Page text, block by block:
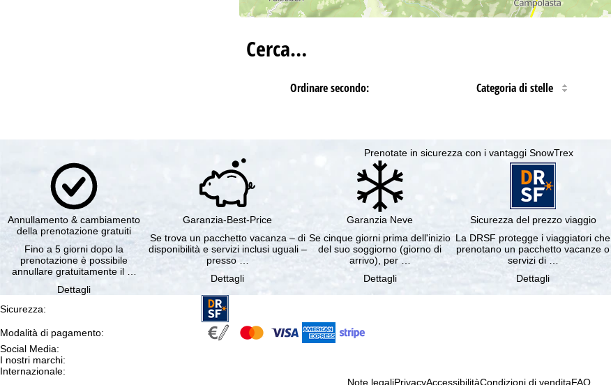
Cerca…
Ordinare secondo: Categoria di stelle
Prenotate in sicurezza con i vantaggi SnowTrex
Annullamento & cambiamento
della prenotazione gratuiti
Fino a 5 giorni dopo la
prenotazione è possibile
annullare gratuitamente il …
Dettagli
Garanzia-Best-Price
Se trova un pacchetto vacanza – di
disponibilità e servizi inclusi uguali –
presso …
Dettagli
Garanzia Neve
Se cinque giorni prima dell'inizio
del suo soggiorno (giorno di
arrivo), per …
Dettagli
Sicurezza del prezzo viaggio
La DRSF protegge i viaggiatori che
prenotano un pacchetto vacanze o
servizi di …
Dettagli
Sicurezza:
Modalità di pagamento:
Social Media:
I nostri marchi:
Internazionale:
Note legaliPrivacyAccessibilitàCondizioni di venditaFAQ